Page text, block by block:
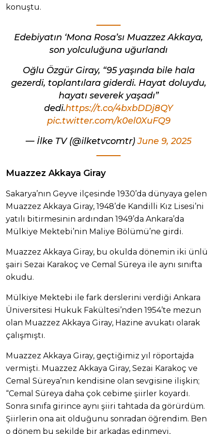
konuştu.
Edebiyatın ‘Mona Rosa’sı Muazzez Akkaya,
son yolculuğuna uğurlandı
Oğlu Özgür Giray, “95 yaşında bile hala
gezerdi, toplantılara giderdi. Hayat doluydu,
hayatı severek yaşadı”
dedi.https://t.co/4bxbDDj8QY
pic.twitter.com/k0el0XuFQ9
— İlke TV (@ilketvcomtr)June 9, 2025
Muazzez Akkaya Giray
Sakarya’nın Geyve ilçesinde 1930’da dünyaya gelen
Muazzez Akkaya Giray, 1948’de Kandilli Kız Lisesi’ni
yatılı bitirmesinin ardından 1949’da Ankara’da
Mülkiye Mektebi’nin Maliye Bölümü’ne girdi.
Muazzez Akkaya Giray, bu okulda dönemin iki ünlü
şairi Sezai Karakoç ve Cemal Süreya ile aynı sınıfta
okudu.
Mülkiye Mektebi ile fark derslerini verdiği Ankara
Üniversitesi Hukuk Fakültesi’nden 1954’te mezun
olan Muazzez Akkaya Giray, Hazine avukatı olarak
çalışmıştı.
Muazzez Akkaya Giray, geçtiğimiz yıl röportajda
vermişti. Muazzez Akkaya Giray, Sezai Karakoç ve
Cemal Süreya’nın kendisine olan sevgisine ilişkin;
“Cemal Süreya daha çok cebime şiirler koyardı.
Sonra sınıfa girince aynı şiiri tahtada da görürdüm.
Şiirlerin ona ait olduğunu sonradan öğrendim. Ben
o dönem bu şekilde bir arkadaş edinmeyi,